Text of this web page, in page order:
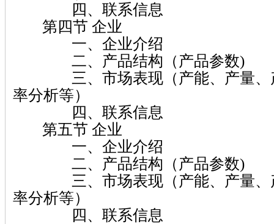
四、联系信息
第四节 企业
一、企业介绍
二、产品结构（产品参数)
三、市场表现（产能、产量、
率分析等）
四、联系信息
第五节 企业
一、企业介绍
二、产品结构（产品参数)
三、市场表现（产能、产量、
率分析等）
四、联系信息